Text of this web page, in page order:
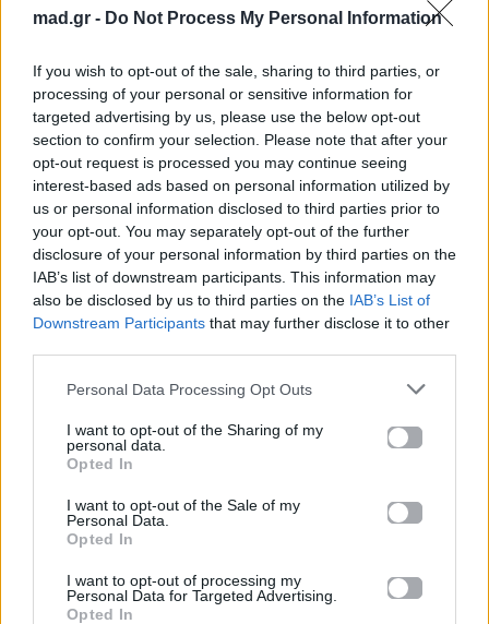
mad.gr - Do Not Process My Personal Information
If you wish to opt-out of the sale, sharing to third parties, or
processing of your personal or sensitive information for
targeted advertising by us, please use the below opt-out
section to confirm your selection. Please note that after your
opt-out request is processed you may continue seeing
interest-based ads based on personal information utilized by
us or personal information disclosed to third parties prior to
your opt-out. You may separately opt-out of the further
disclosure of your personal information by third parties on the
IAB’s list of downstream participants. This information may
also be disclosed by us to third parties on the IAB’s List of
Downstream Participants that may further disclose it to other
Personal Data Processing Opt Outs
I want to opt-out of the Sharing of my
personal data.
Opted In
I want to opt-out of the Sale of my
Personal Data.
Opted In
I want to opt-out of processing my
Personal Data for Targeted Advertising.
Opted In
καλοκαιρινές διακοπές για σένα και την
Για σχόλια, μηνύματα ή φωτογραφικό υλικό
σχετικά με τοMad.gr, επισκεφτείτε μας στο
Facebook, επικοινωνήστε μέσωTwitterή
ακολουθήστε μας στοInstagram.
Mad VMA MAD VMA 2026
MAD VMA 2026 από την ΔΕΗ
Ρία Ελληνίδου
Ακολουθήστε το
News
Ακολουθήστε το
Mad.gr στο MSN